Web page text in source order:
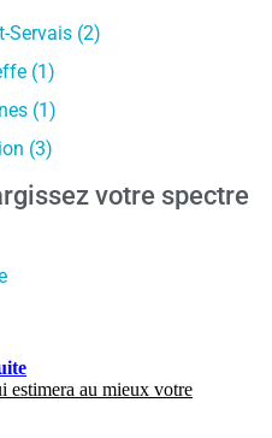
Servais (2)
(1)
(1)
(3)
votre spectre